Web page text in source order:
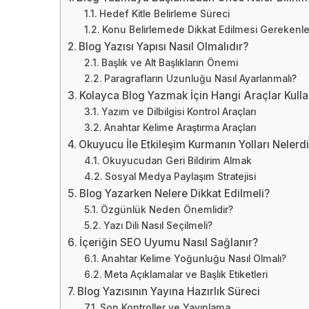
Hedef Kitle Belirleme Süreci
Konu Belirlemede Dikkat Edilmesi
Blog Yazısı Yapısı Nasıl Olmalıdır?
Başlık ve Alt Başlıkların Önemi
Paragrafların Uzunluğu Nasıl Ayarlanmalı?
Kolayca Blog Yazmak İçin Hangi Araçlar
Yazım ve Dilbilgisi Kontrol Araçları
Anahtar Kelime Araştırma Araçları
Okuyucu İle Etkileşim Kurmanın Yolları
Okuyucudan Geri Bildirim Almak
Sosyal Medya Paylaşım Stratejisi
Blog Yazarken Nelere Dikkat Edilmeli?
Özgünlük Neden Önemlidir?
Yazı Dili Nasıl Seçilmeli?
İçeriğin SEO Uyumu Nasıl Sağlanır?
Anahtar Kelime Yoğunluğu Nasıl Olmalı?
Meta Açıklamalar ve Başlık Etiketleri
Blog Yazısının Yayına Hazırlık Süreci